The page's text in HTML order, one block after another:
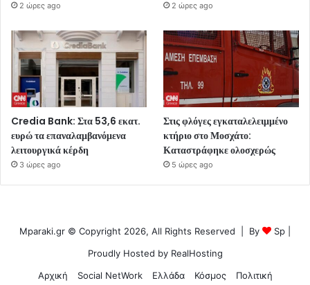
2 ώρες ago 2 ώρες ago
Credia Bank: Στα 53,6 εκατ.
ευρώ τα επαναλαμβανόμενα
λειτουργικά κέρδη
3 ώρες ago
Στις φλόγες εγκαταλελειμμένο
κτήριο στο Μοσχάτο:
Καταστράφηκε ολοσχερώς
5 ώρες ago
Mparaki.gr © Copyright 2026, All Rights Reserved | By Sp
Proudly Hosted by RealHosting
Αρχική
Social NetWork Ελλάδα Κόσμος Πολιτική